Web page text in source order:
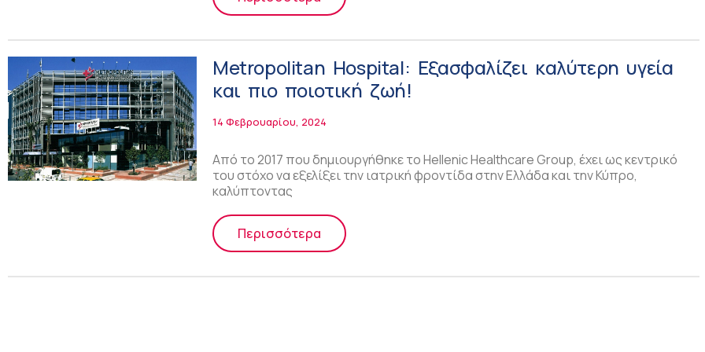
Metropolitan Hospital: Εξασφαλίζει καλύτερη υγεία
και πιο ποιοτική ζωή!
14 Φεβρουαρίου, 2024
Από το 2017 που δημιουργήθηκε το Hellenic Healthcare Group, έχει ως κεντρικό
του στόχο να εξελίξει την ιατρική φροντίδα στην Ελλάδα και την Κύπρο,
καλύπτοντας
Περισσότερα